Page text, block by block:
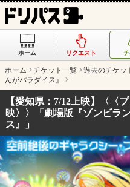
ホーム リクエスト チ
ホーム チケット一覧 過去のチケッ
んがパラダイス』
【愛知県：7/12上映】〈〈
映〉〉「劇場版『ゾンビラ
ス』」